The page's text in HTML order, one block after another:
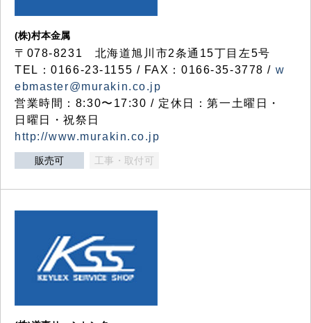
(株)村本金属
〒078-8231 北海道旭川市2条通15丁目左5号
TEL：0166-23-1155 / FAX：0166-35-3778 / w
ebmaster@murakin.co.jp
営業時間：8:30〜17:30 / 定休日：第一土曜日・
日曜日・祝祭日
http://www.murakin.co.jp
販売可 工事・取付可